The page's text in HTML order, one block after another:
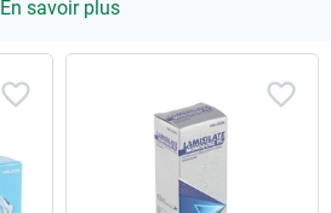
En savoir plus